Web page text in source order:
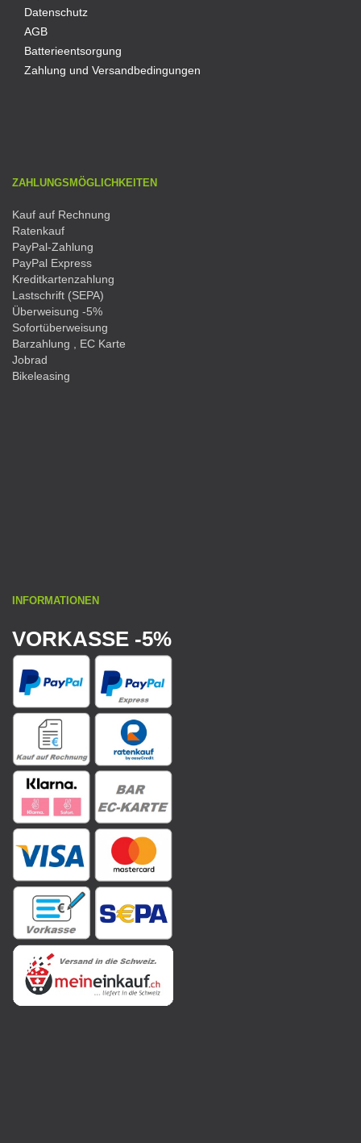
Datenschutz
AGB
Batterieentsorgung
Zahlung und Versandbedingungen
ZAHLUNGSMÖGLICHKEITEN
Kauf auf Rechnung
Ratenkauf
PayPal-Zahlung
PayPal Express
Kreditkartenzahlung
Lastschrift (SEPA)
Überweisung -5%
Sofortüberweisung
Barzahlung , EC Karte
Jobrad
Bikeleasing
INFORMATIONEN
VORKASSE -5%